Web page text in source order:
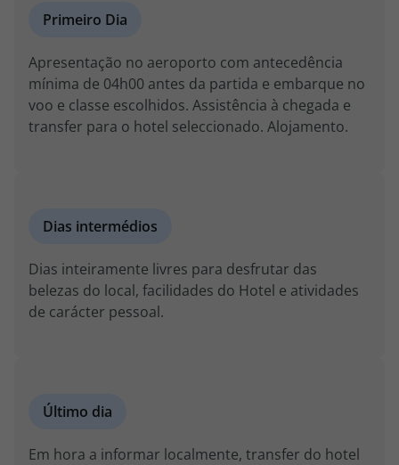
Primeiro Dia
Apresentação no aeroporto com antecedência
mínima de 04h00 antes da partida e embarque no
voo e classe escolhidos. Assistência à chegada e
transfer para o hotel seleccionado. Alojamento.
Dias intermédios
Dias inteiramente livres para desfrutar das
belezas do local, facilidades do Hotel e atividades
de carácter pessoal.
Último dia
Em hora a informar localmente, transfer do hotel